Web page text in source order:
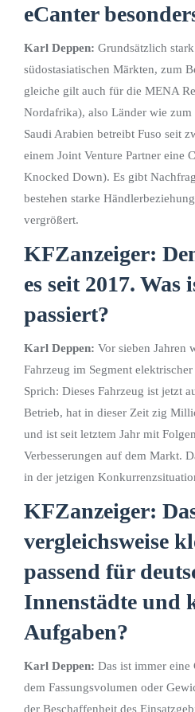
eCanter
Karl Deppen: Grundsätzlich
südostasiatischen Märkten, zum
gleiche gilt auch für die MENA
Nordafrika), also Länder wie
Saudi Arabien betreibt Fuso seit
einem Joint Venture Partner eine
Knocked Down). Es gibt
bestehen starke
vergrößert.
KFZanzeiger:
es seit 2017. Was
passiert?
Karl Deppen: Vor sieben Jahren
Fahrzeug im Segment
Sprich: Dieses Fahrzeug ist jetzt
Betrieb, hat in dieser Zeit zig
und ist seit letztem Jahr mit
Verbesserungen auf dem Markt.
in der jetzigen
KFZanzeiger:
vergleichsweise
passend für
Innenstädte und
Aufgaben?
Karl Deppen: Das ist immer eine
dem Fassungsvolumen oder
der Beschaffenheit des